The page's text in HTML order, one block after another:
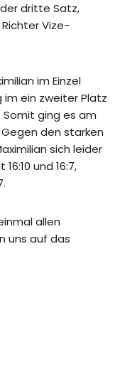
dritte Satz,
Vize-
im Einzel
ein zweiter Platz
Somit ging es am
den starken
sich leider
und 16:7,
allen
uns auf das